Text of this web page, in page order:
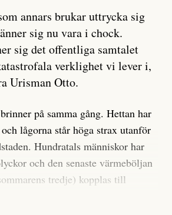
annars brukar uttrycka sig
sig nu vara i chock.
sig det offentliga samtalet
verklighet vi lever i,
Urisman Otto.
på samma gång. Hettan har
och lågorna står höga strax utanför
Hundratals människor har
och den senaste värmeböljan
tredje) kopplas till